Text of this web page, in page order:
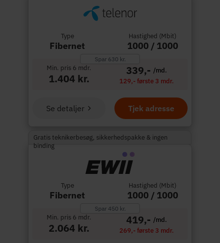
Type
Fibernet
Hastighed (Mbit)
1000 / 1000
Spar 630 kr.
Min. pris 6 mdr.
1.404 kr.
339,- /md.
129,- første 3 mdr.
Tjek adresse
Se detaljer
Gratis teknikerbesøg, sikkerhedspakke & ingen
binding
Type
Fibernet
Hastighed (Mbit)
1000 / 1000
Spar 450 kr.
Min. pris 6 mdr.
2.064 kr.
419,- /md.
269,- første 3 mdr.